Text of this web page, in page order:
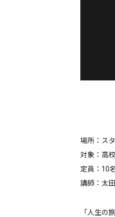
場所：ス
対象：高
定員：10
講師：太
「人生の